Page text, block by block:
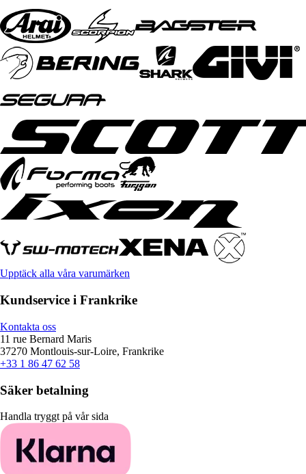
Upptäck alla våra varumärken
Kundservice i Frankrike
Kontakta oss
11 rue Bernard Maris
37270 Montlouis-sur-Loire, Frankrike
+33 1 86 47 62 58
Säker betalning
Handla tryggt på vår sida